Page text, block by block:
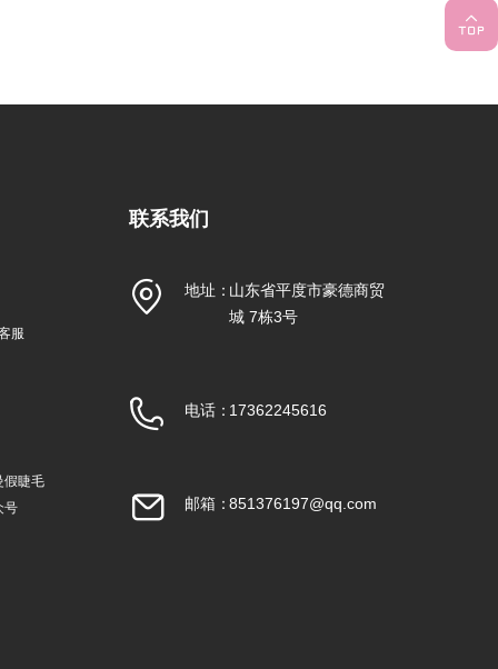
服
假睫毛
号
联系我们
地址：山东省平度市豪德商贸
城 7栋3号
电话：17362245616
邮箱：851376197@qq.com